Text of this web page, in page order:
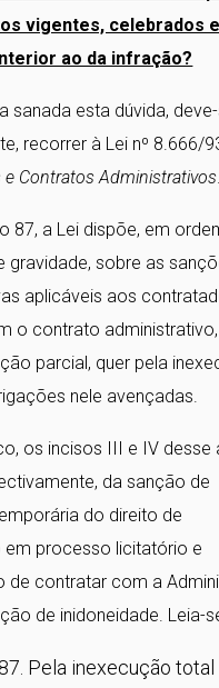
vigentes, celebrados
ao da infração?
sanada esta dúvida,
recorrer à Lei nº 8.666/
e Contratos Administrativos.
87, a Lei dispõe, em
gravidade, sobre as
aplicáveis aos
o contrato
parcial, quer pela
nele avençadas.
os incisos III e IV desse
da sanção de
do direito de
em processo licitatório e
de contratar com a
de inidoneidade. Leia-
Pela inexecução total